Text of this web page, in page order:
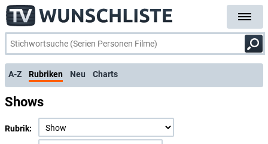
A-Z Rubriken Neu Charts
Shows
Rubrik: